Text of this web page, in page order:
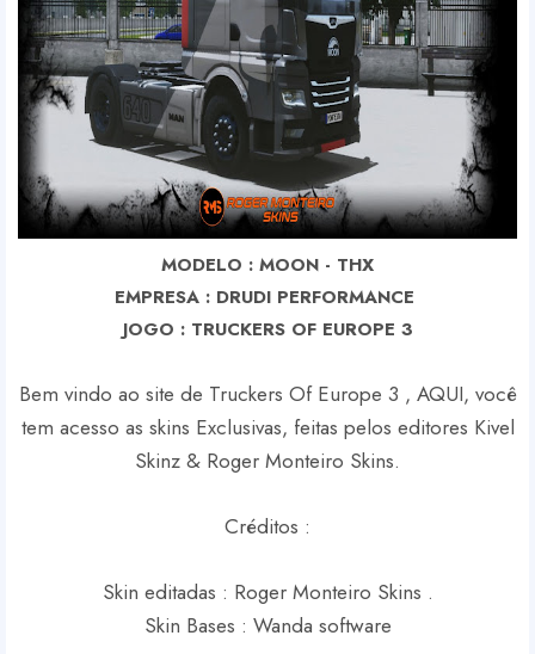
MODELO : MOON - THX
EMPRESA : DRUDI PERFORMANCE
JOGO : TRUCKERS OF EUROPE 3
Bem vindo ao site de Truckers Of Europe 3 , AQUI, você
tem acesso as skins Exclusivas, feitas pelos editores Kivel
Skinz & Roger Monteiro Skins.
Créditos :
Skin editadas : Roger Monteiro Skins .
Skin Bases : Wanda software